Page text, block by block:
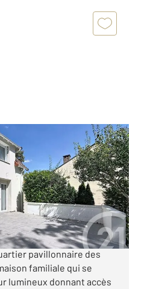
€
vous présente à
pavillonnaire des
familiale qui se
lumineux donnant accès